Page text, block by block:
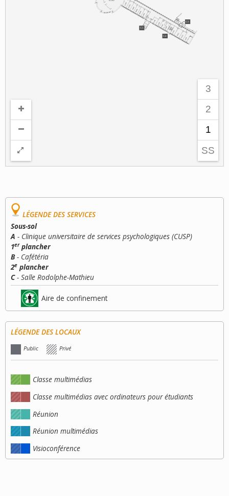
G-1062
G-1063
G-1063a
G-1064
G-1064a
G-1064b
G-1064cG-1064d
G-1065
G-1066
G-1067
G-1069
G-1070
G-1071
G-1072
G-1073
G5
G4
G3
3
2
1
SS
LÉGENDE DES SERVICES
Sous-sol
A - Clinique universitaire de services psychologiques (CUSP)
1erplancher
B- Cafétéria
2e plancher
C- Salle Rodolphe-Mathieu
Aire de confinement
LÉGENDE DES LOCAUX
Public Privé
Classe multimédias
Classe multimédias avec ordinateurs pour étudiants
Réunion
Réunion multimédias
Visioconférence